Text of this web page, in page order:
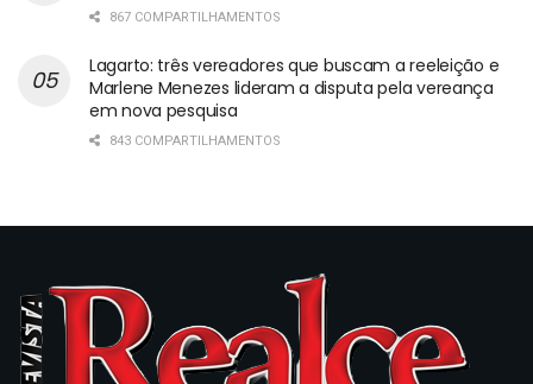
867 COMPARTILHAMENTOS
Lagarto: três vereadores que buscam a reeleição e
Marlene Menezes lideram a disputa pela vereança
em nova pesquisa
843 COMPARTILHAMENTOS